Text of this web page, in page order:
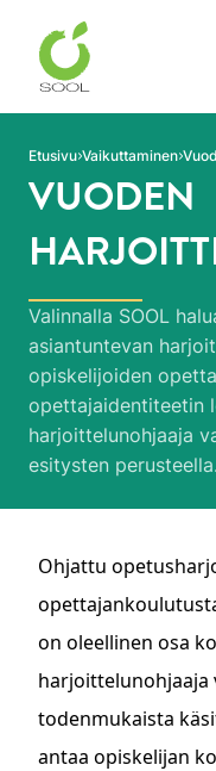
Siirry sivun sisältöön
Etusivu Vaikuttaminen
VUODEN
Valinnalla SOOL
asiantuntevan
opiskelijoiden
opettajaidentiteetin
harjoittelunohjaaja
esitysten perusteella.
Ohjattu
on oleellinen osa
harjoittelunohjaaja
todenmukaista
antaa opiskelijan